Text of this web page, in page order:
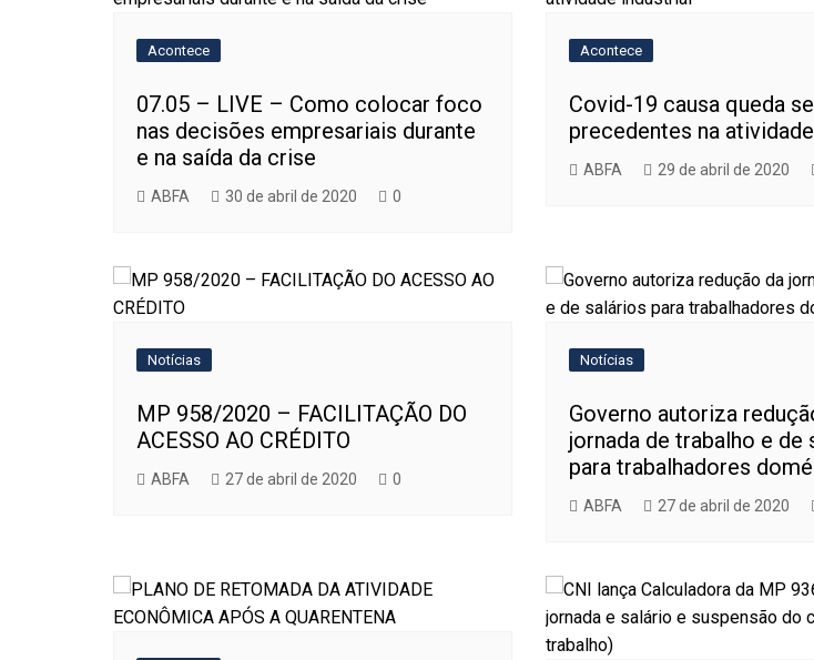
Relatório de
Acontece
07.05 – LIVE – Como colocar foco
nas decisões empresariais durante
e na saída da crise
ABFA 30 de abril de 2020 0
Acontece
Covid-19 causa queda
precedentes na
ABFA 29 de abril de 2020
Notícias
MP 958/2020 – FACILITAÇÃO DO
ACESSO AO CRÉDITO
ABFA 27 de abril de 2020 0
Notícias
Governo autoriza
jornada de trabalho e de
para trabalhadores
ABFA 27 de abril de 2020